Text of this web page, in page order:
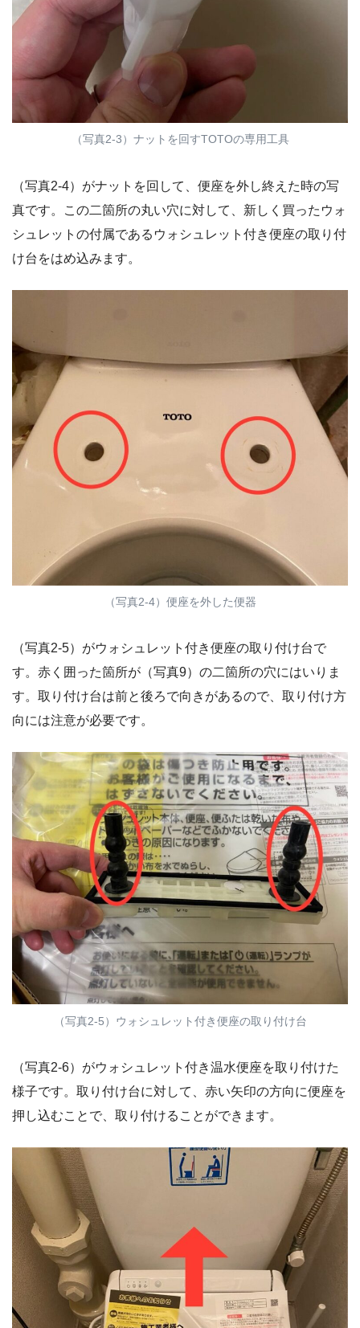
（写真2-3）ナットを回すTOTOの専用工具
（写真2-4）がナットを回して、便座を外し終えた時の写
真です。この二箇所の丸い穴に対して、新しく買ったウォ
シュレットの付属であるウォシュレット付き便座の取り付
け台をはめ込みます。
（写真2-4）便座を外した便器
（写真2-5）がウォシュレット付き便座の取り付け台で
す。赤く囲った箇所が（写真9）の二箇所の穴にはいりま
す。取り付け台は前と後ろで向きがあるので、取り付け方
向には注意が必要です。
（写真2-5）ウォシュレット付き便座の取り付け台
（写真2-6）がウォシュレット付き温水便座を取り付けた
様子です。取り付け台に対して、赤い矢印の方向に便座を
押し込むことで、取り付けることができます。